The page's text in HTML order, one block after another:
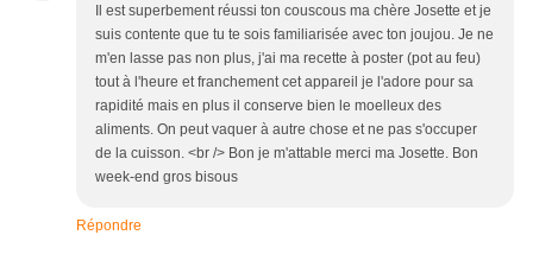
Il est superbement réussi ton couscous ma chère Josette et je
suis contente que tu te sois familiarisée avec ton joujou. Je ne
m'en lasse pas non plus, j'ai ma recette à poster (pot au feu)
tout à l'heure et franchement cet appareil je l'adore pour sa
rapidité mais en plus il conserve bien le moelleux des
aliments. On peut vaquer à autre chose et ne pas s'occuper
de la cuisson. <br /> Bon je m'attable merci ma Josette. Bon
week-end gros bisous
Répondre